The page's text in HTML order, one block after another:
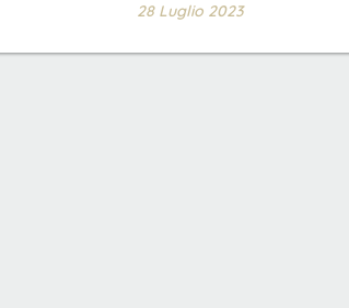
28 Luglio 2023